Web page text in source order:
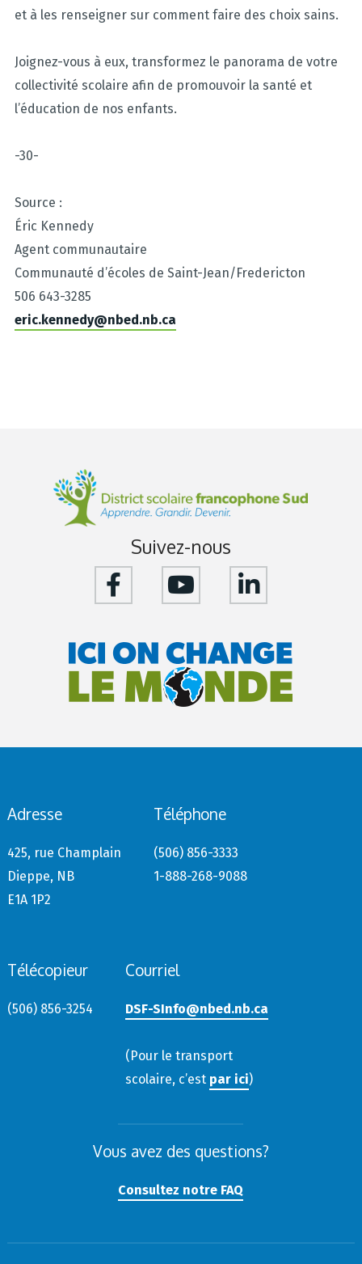
et à les renseigner sur comment faire des choix sains.
Joignez-vous à eux, transformez le panorama de votre
collectivité scolaire afin de promouvoir la santé et
l’éducation de nos enfants.
-30-
Source :
Éric Kennedy
Agent communautaire
Communauté d’écoles de Saint-Jean/Fredericton
506 643-3285
eric.kennedy@nbed.nb.ca
Suivez-nous
Adresse
425, rue Champlain
Dieppe, NB
E1A 1P2
Téléphone
(506) 856-3333
1-888-268-9088
Télécopieur
(506) 856-3254
Courriel
DSF-SInfo@nbed.nb.ca
(Pour le transport
scolaire, c’est par ici)
Vous avez des questions?
Consultez notre FAQ